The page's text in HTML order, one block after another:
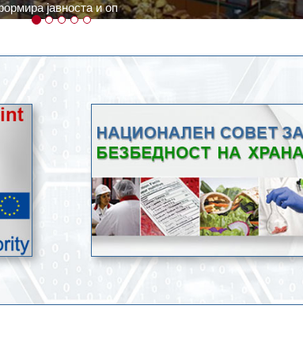
кое според метеоролозите во одредени
со храна.